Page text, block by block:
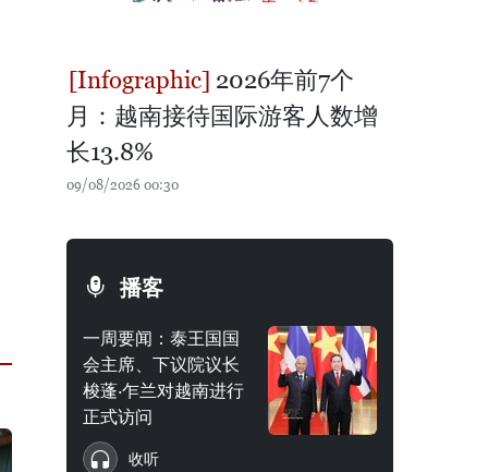
2026年前7个
月：越南接待国际游客人数增
长13.8%
09/08/2026 00:30
播客
一周要闻：泰王国国
会主席、下议院议长
梭蓬·乍兰对越南进行
正式访问
收听